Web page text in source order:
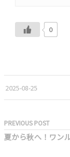
0
2025-08-25
PREVIOUS POST
夏から秋へ！ワン